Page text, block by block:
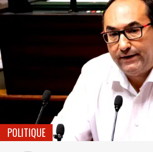
POLITIQUE